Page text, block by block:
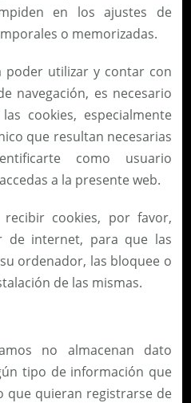
en los ajustes de
o memorizadas.
poder utilizar y contar con
navegación, es necesario
cookies, especialmente
que resultan necesarias
como usuario
a la presente web.
cookies, por favor,
de internet, para que las
ordenador, las bloquee o
de las mismas.
no almacenan dato
tipo de información que
que quieran registrarse de